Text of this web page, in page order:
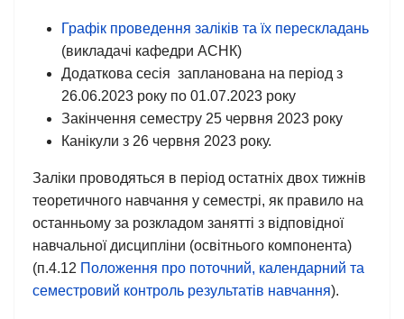
Графік проведення заліків та їх перескладань
(викладачі кафедри АСНК)
Додаткова сесія запланована на період з
26.06.2023 року по 01.07.2023 року
Закінчення семестру 25 червня 2023 року
Канікули з 26 червня 2023 року.
Заліки проводяться в період остатніх двох тижнів
теоретичного навчання у семестрі, як правило на
останньому за розкладом занятті з відповідної
навчальної дисципліни (освітнього компонента)
(п.4.12 Положення про поточний, календарний та
семестровий контроль результатів навчання).